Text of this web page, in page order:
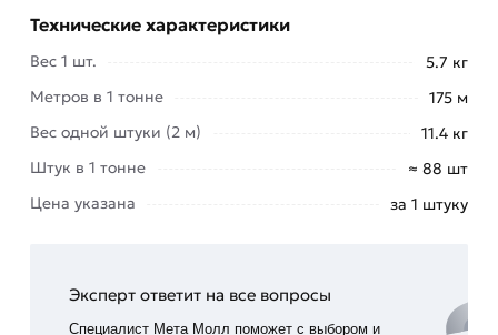
упрочняющий постройки и способствующий
равномерному распределению веса
конструкций.
Сегодня этот вид продукции очень востребован.
Разные виды сеток пользуются разной
популярностью. Одни интересны потребителям,
другие – нет.
материала в старых типах сеток, выпускают
совершенно новые модели, чем регулярно
Технические характеристики
Вес 1 шт.
5.7 кг
Метров в 1 тонне
175 м
Вес одной штуки (2 м)
11.4 кг
Штук в 1 тонне
≈ 88 шт
Цена указана
за 1 штуку
Эксперт ответит на все вопросы
Специалист Мета Молл поможет с выбором и